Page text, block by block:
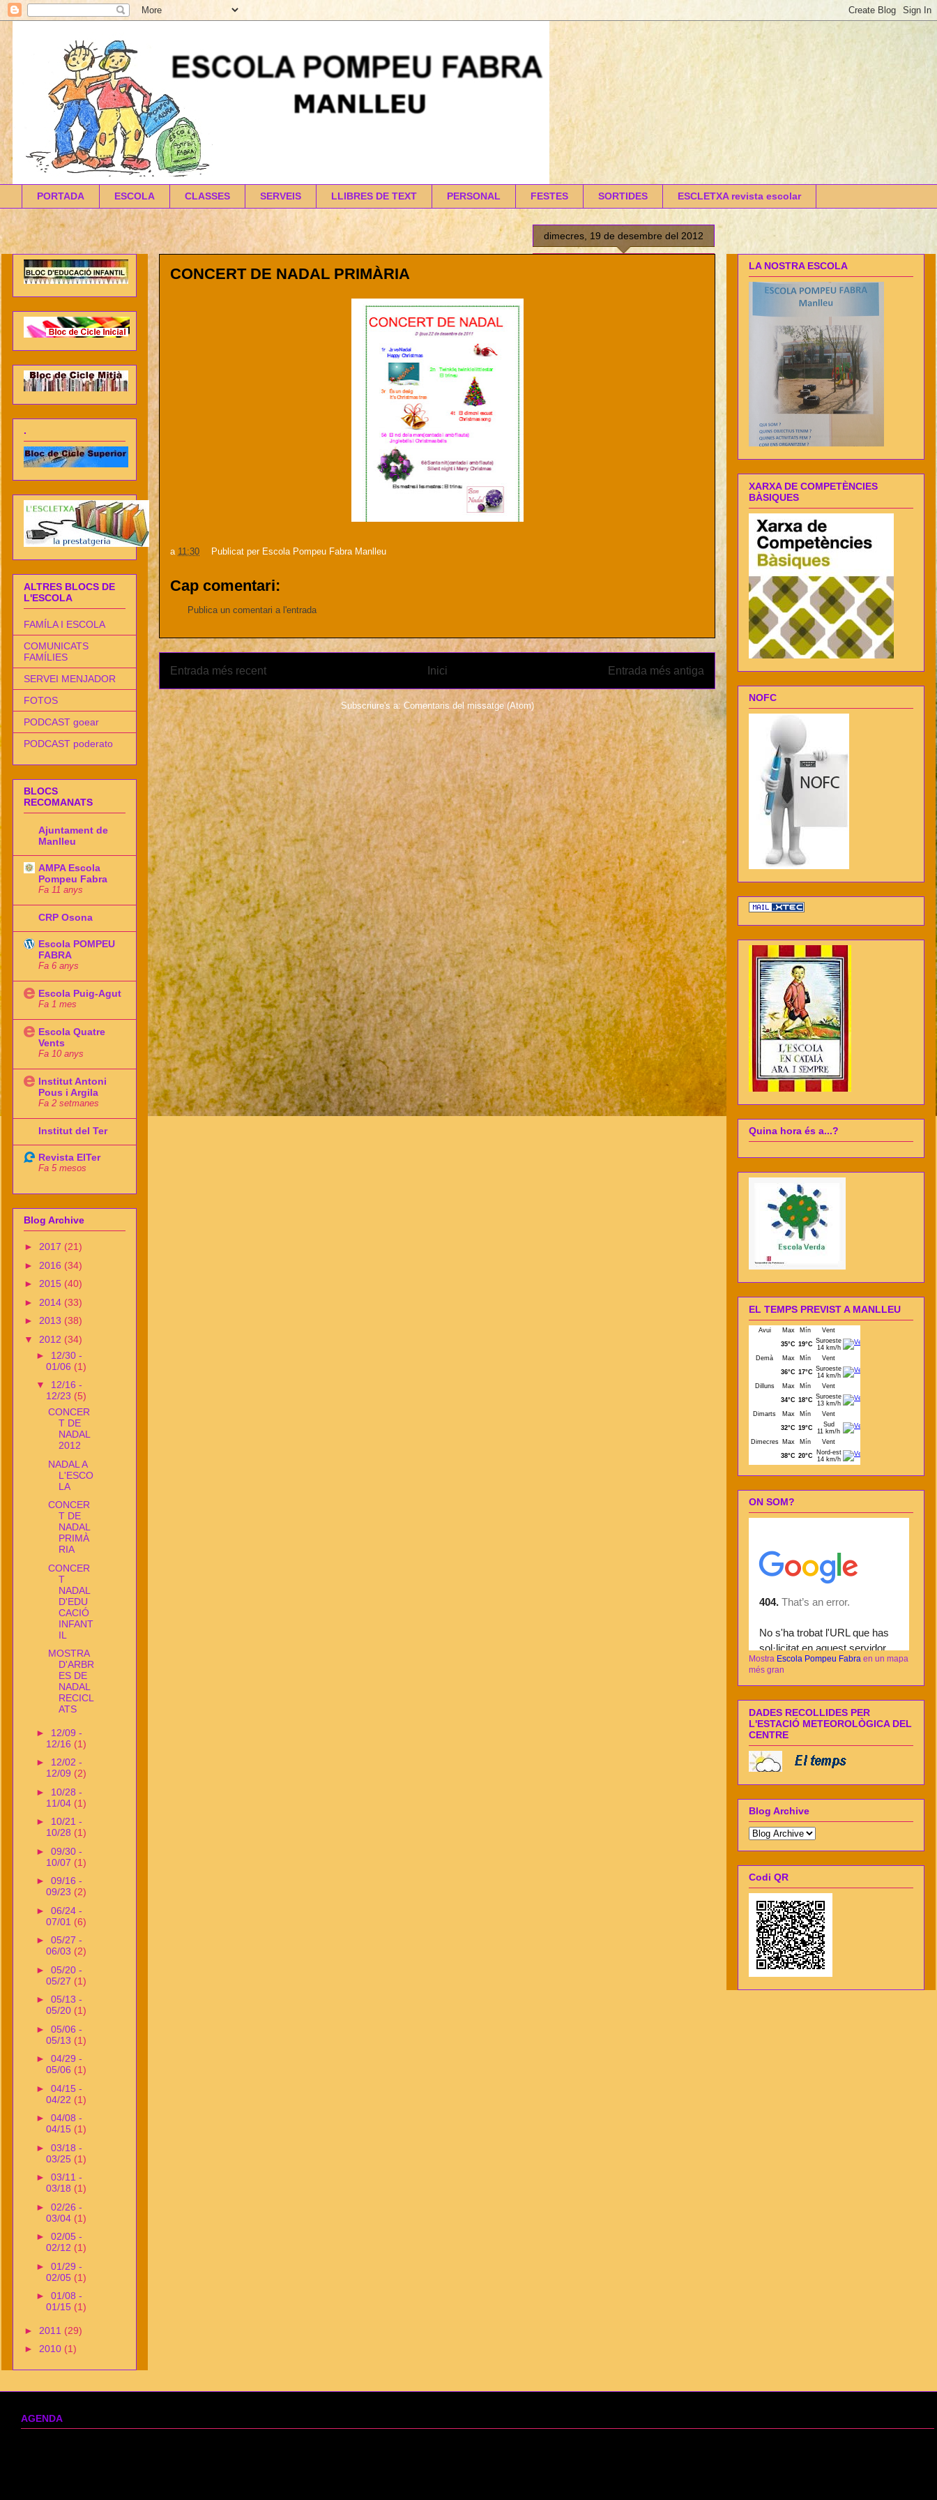
PORTADA ESCOLA CLASSES SERVEIS LLIBRES DE TEXT PERSONAL FESTES SORTIDES ESCLETXA revista escolar
dimecres, 19 de desembre del 2012
CONCERT DE NADAL PRIMÀRIA
a 11:30 Publicat per Escola Pompeu Fabra Manlleu
Cap comentari:
Publica un comentari a l'entrada
Entrada més recent Entrada més antiga
Inici
Subscriure's a: Comentaris del missatge (Atom)
.
ALTRES BLOCS DE
L'ESCOLA
FAMÍLA I ESCOLA
COMUNICATS
FAMÍLIES
SERVEI MENJADOR
FOTOS
PODCAST goear
PODCAST poderato
BLOCS
RECOMANATS
Ajuntament de
Manlleu
AMPA Escola
Pompeu Fabra
Fa 11 anys
CRP Osona
Escola POMPEU
FABRA
Fa 6 anys
Escola Puig-Agut
Fa 1 mes
Escola Quatre
Vents
Fa 10 anys
Institut Antoni
Pous i Argila
Fa 2 setmanes
Institut del Ter
Revista ElTer
Fa 5 mesos
Blog Archive
► 2017 (21)
► 2016 (34)
► 2015 (40)
► 2014 (33)
► 2013 (38)
▼ 2012 (34)
► 12/30 -
01/06 (1)
▼ 12/16 -
12/23 (5)
CONCER
T DE
NADAL
2012
NADAL A
L'ESCO
LA
CONCER
T DE
NADAL
PRIMÀ
RIA
CONCER
T
NADAL
D'EDU
CACIÓ
INFANT
IL
MOSTRA
D'ARBR
ES DE
NADAL
RECICL
ATS
► 12/09 -
12/16 (1)
► 12/02 -
12/09 (2)
► 10/28 -
11/04 (1)
► 10/21 -
10/28 (1)
► 09/30 -
10/07 (1)
► 09/16 -
09/23 (2)
► 06/24 -
07/01 (6)
► 05/27 -
06/03 (2)
► 05/20 -
05/27 (1)
► 05/13 -
05/20 (1)
► 05/06 -
05/13 (1)
► 04/29 -
05/06 (1)
► 04/15 -
04/22 (1)
► 04/08 -
04/15 (1)
► 03/18 -
03/25 (1)
► 03/11 -
03/18 (1)
► 02/26 -
03/04 (1)
► 02/05 -
02/12 (1)
► 01/29 -
02/05 (1)
► 01/08 -
01/15 (1)
► 2011 (29)
► 2010 (1)
LA NOSTRA ESCOLA
XARXA DE COMPETÈNCIES
BÀSIQUES
NOFC
Quina hora és a...?
EL TEMPS PREVIST A MANLLEU
ON SOM?
Mostra Escola Pompeu Fabra en un mapa
més gran
DADES RECOLLIDES PER
L'ESTACIÓ METEOROLÒGICA DEL
CENTRE
Blog Archive
Codi QR
AGENDA